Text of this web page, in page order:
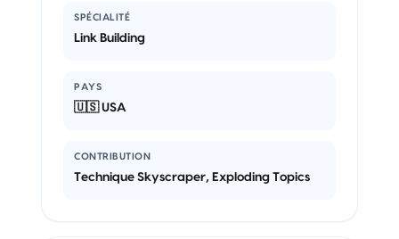
SPÉCIALITÉ
Link Building
PAYS
🇺🇸 USA
CONTRIBUTION
Technique Skyscraper, Exploding Topics